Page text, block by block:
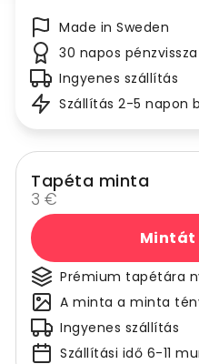
Made in Sweden
30 napos
Ingyenes szállítás
Szállítás 2-5 napon
Tapéta minta
3 €
Mintát
Prémium tapétára
A minta a minta
Ingyenes szállítás
Szállítási idő 6-11